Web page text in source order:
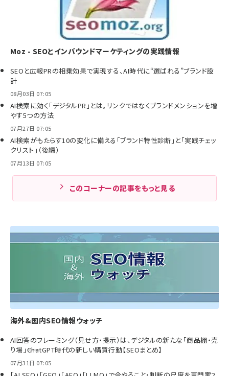
Moz - SEOとインバウンドマーケティングの実践情報
SEOと広報PRの相乗効果で実現する、AI時代に“選ばれる”ブランド設
計
08月03日 07:05
AI検索に効く「デジタルPR」とは。リンクではなくブランドメンションを増
やす5つの方法
07月27日 07:05
AI検索がもたらす10の変化に備える「ブランド特性診断」と「実践チェッ
クリスト」（後編）
07月13日 07:05
このコーナーの記事をもっと見る
海外&国内SEO情報ウォッチ
AI回答のフレーミング（見せ方・提示）は、デジタルの新たな「商品棚・売
り場」――ChatGPT時代の新しい購買行動【SEOまとめ】
07月31日 07:05